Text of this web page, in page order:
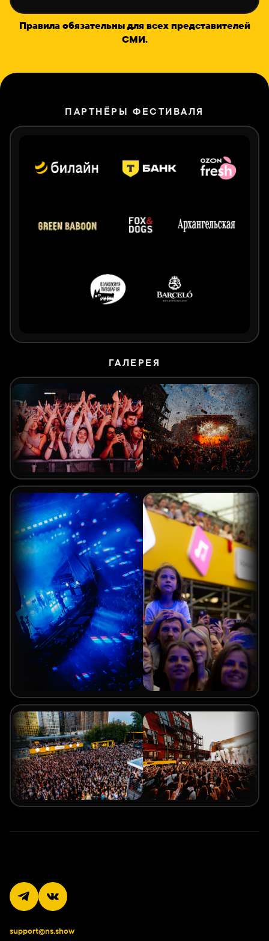
Правила обязательны для всех представителей
СМИ.
ПАРТНЁРЫ ФЕСТИВАЛЯ
ГАЛЕРЕЯ
support@ns.show